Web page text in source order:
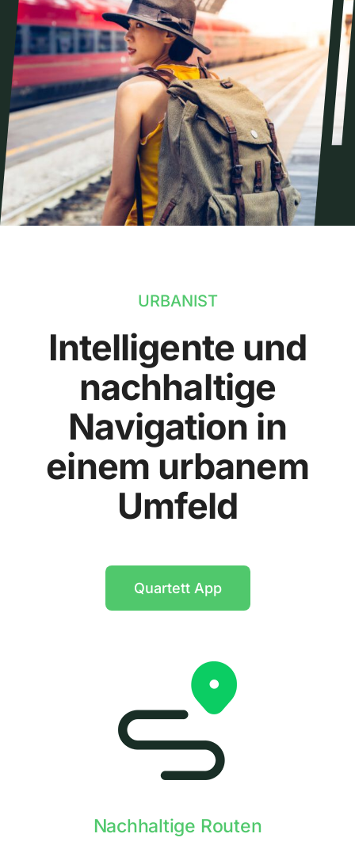
URBANIST
Intelligente und
nachhaltige
Navigation in
einem urbanem
Umfeld
Quartett App
Nachhaltige Routen